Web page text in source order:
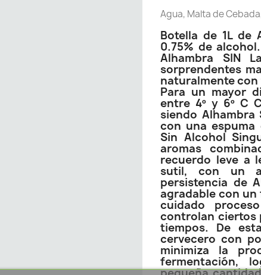
Agua, Malta de
Botella de 1L de
0.75% de
Alhambra SIN
sorprendentes
naturalmente
Para un mayor
entre 4º y 6º C
siendo Alhambra
con una espuma
Sin Alcohol
aromas
recuerdo leve a
sutil, con un
persistencia de
agradable con
cuidado
controlan ciertos
tiempos. De
cervecero con
minimiza la
fermentación,